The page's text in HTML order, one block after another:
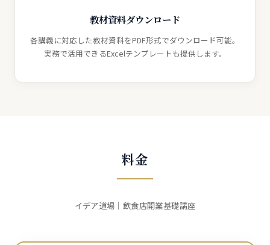
教材資料ダウンロード
各講義に対応した教材資料をPDF形式でダウンロード可能。
実務で活用できるExcelテンプレートも提供します。
料金
イデア道場｜飲食店開業基礎講座